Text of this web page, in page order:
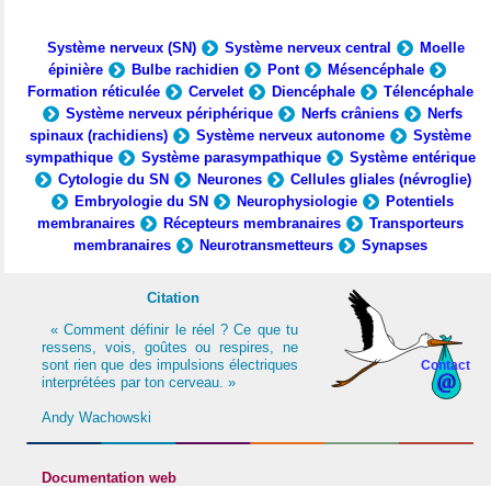
Système nerveux (SN) Système nerveux central
Moelle
épinière
Bulbe rachidien Pont
Mésencéphale
Formation réticulée
Cervelet Diencéphale
Télencéphale
Système nerveux périphérique
Nerfs crâniens
Nerfs
spinaux (rachidiens)
Système nerveux autonome
Système
sympathique
Système parasympathique
Système entérique
Cytologie du SN
Neurones
Cellules gliales (névroglie)
Embryologie du SN
Neurophysiologie
Potentiels
membranaires
Récepteurs membranaires
Transporteurs
membranaires
Neurotransmetteurs Synapses
Contact
Citation
« Comment définir le réel ? Ce que tu
ressens, vois, goûtes ou respires, ne
sont rien que des impulsions électriques
interprétées par ton cerveau. »
Andy Wachowski
Documentation web